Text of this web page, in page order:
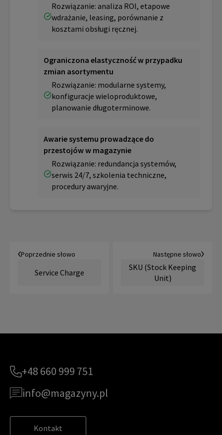
Rozwiązanie: analiza ROI, etapowe
wdrażanie, leasing, porównanie z
kosztami obsługi ręcznej.
Ograniczona elastyczność w przypadku
zmian asortymentu
Rozwiązanie: modularne systemy,
konfiguracje wieloproduktowe,
planowanie długoterminowe.
Awarie systemu prowadzące do
przestojów w magazynie
Rozwiązanie: redundancja systemów,
serwis 24/7, szkolenia techniczne,
procedury awaryjne.
Poprzednie słowo
Service Charge
Następne słowo
SKU (Stock Keeping
Unit)
+48 660 999 751
info@magazyny.pl
Kontakt